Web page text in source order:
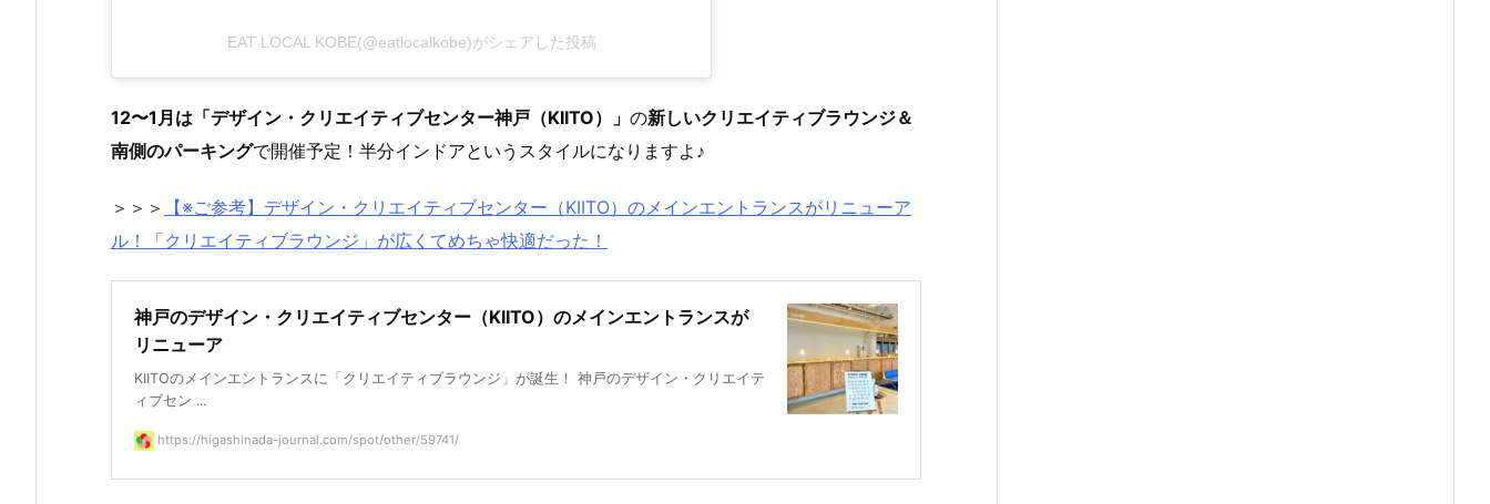
EAT LOCAL KOBE(@eatlocalkobe)がシェアした投稿
12〜1月は「デザイン・クリエイティブセンター神戸（KIITO）」 の新しいクリエイティブラウンジ＆
南側のパーキングで開催予定！半分インドアというスタイルになりますよ♪
＞＞＞
【※ご参考】デザイン・クリエイティブセンター（KIITO）のメインエントランスがリニューア
ル！「クリエイティブラウンジ」が広くてめちゃ快適だった！
神戸のデザイン・クリエイティブセンター（KIITO）のメインエントランスが
リニューア
KIITOのメインエントランスに「クリエイティブラウンジ」が誕生！ 神戸のデザイン・クリエイテ
ィブセン ...
https://higashinada-journal.com/spot/other/59741/